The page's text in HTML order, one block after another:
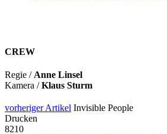
CREW
Regie / Anne Linsel
Kamera /Klaus Sturm
vorheriger Artikel Invisible People
Drucken
8210